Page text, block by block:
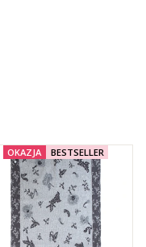
OKAZJA BESTSELLER